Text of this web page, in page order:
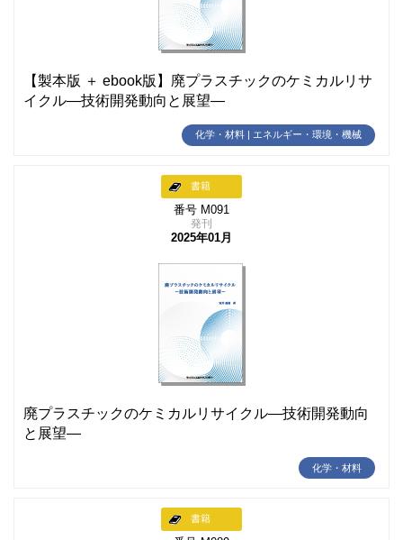
【製本版 ＋ ebook版】廃プラスチックのケミカルリサ
イクル―技術開発動向と展望―
化学・材料 | エネルギー・環境・機械
書籍
番号 M091
発刊
2025年01月
廃プラスチックのケミカルリサイクル―技術開発動向
と展望―
化学・材料
書籍